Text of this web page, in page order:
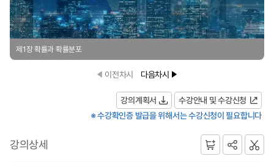
제1장 확률과 확률분포
이전차시 다음차시
강의계획서
수강안내 및 수강신청
※ 수강확인증 발급을 위해서는 수강신청이 필요합니다
강의상세